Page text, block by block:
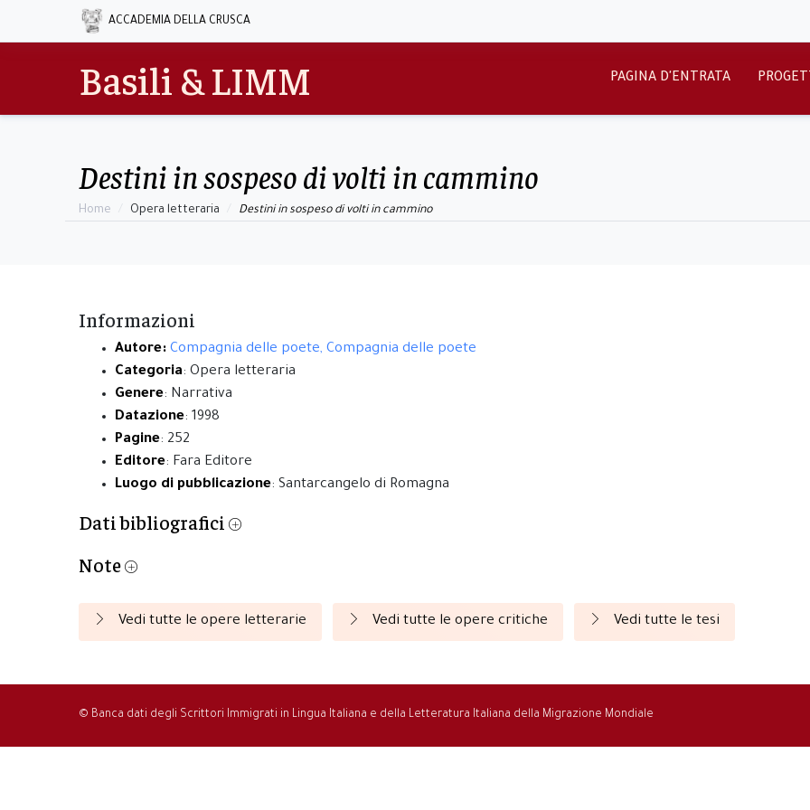
ACCADEMIA DELLA CRUSCA
Basili & LIMM PAGINA D'ENTRATA
Destini in sospeso di volti in cammino
Home Opera letteraria Destini in sospeso di volti in cammino
Informazioni
Autore: Compagnia delle poete, Compagnia delle poete
Categoria: Opera letteraria
Genere: Narrativa
Datazione: 1998
Pagine: 252
Editore: Fara Editore
Luogo di pubblicazione: Santarcangelo di Romagna
Dati bibliografici
Note
Vedi tutte le opere letterarie Vedi tutte le opere critiche Vedi tutte le tesi
© Banca dati degli Scrittori Immigrati in Lingua Italiana e della Letteratura Italiana della Migrazione Mondiale